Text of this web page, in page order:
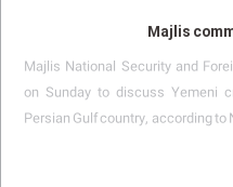
Majlis
Majlis National Security and
on Sunday to discuss Yemeni
Persian Gulf country, according to